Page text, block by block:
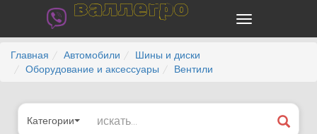
валлегро
Главная Автомобили
Шины и диски
Оборудование и аксессуары
Вентили
Категории